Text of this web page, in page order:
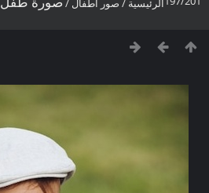
الرئيسية / صور اطفال /